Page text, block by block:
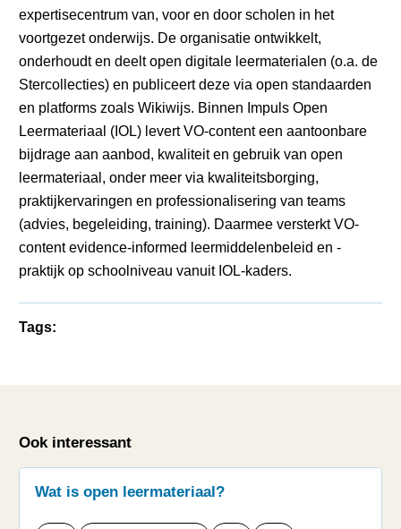
expertisecentrum van, voor en door scholen in het
voortgezet onderwijs. De organisatie ontwikkelt,
onderhoudt en deelt open digitale leermaterialen (o.a. de
Stercollecties) en publiceert deze via open standaarden
en platforms zoals Wikiwijs. Binnen Impuls Open
Leermateriaal (IOL) levert VO-content een aantoonbare
bijdrage aan aanbod, kwaliteit en gebruik van open
leermateriaal, onder meer via kwaliteitsborging,
praktijkervaringen en professionalisering van teams
(advies, begeleiding, training). Daarmee versterkt VO-
content evidence-informed leermiddelenbeleid en -
praktijk op schoolniveau vanuit IOL-kaders.
Tags:
Ook interessant
Wat is open leermateriaal?